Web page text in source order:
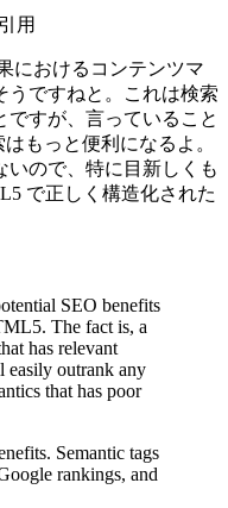
用
におけるコンテンツマ
うですねと。これは検索
すが、言っていること
もっと便利になるよ。
いので、特に目新しくも
で正しく構造化された
SEO benefits
The fact is, a
has relevant
easily outrank any
that has poor
Semantic tags
rankings, and